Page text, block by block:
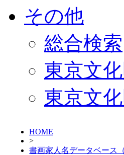
その他
総合検索
東京文
東京文
HOME
>
書画家人名データベース